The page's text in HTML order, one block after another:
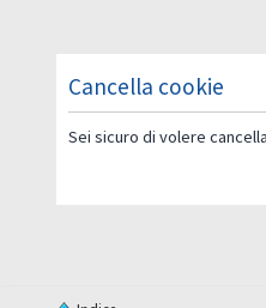
Cancella cookie
Sei sicuro di volere